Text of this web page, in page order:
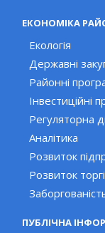
ЕКОНОМІКА
Екологія
Державні
Районні
Інвестиційні
Регуляторна
Аналітика
Розвиток
Розвиток
ПУБЛІЧНА